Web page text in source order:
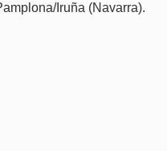
Iruña (Navarra).